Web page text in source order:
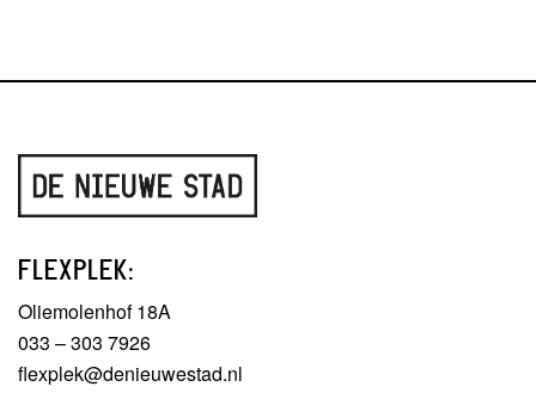
FLEXPLEK:
Oliemolenhof 18A
033 – 303 7926
flexplek@denieuwestad.nl